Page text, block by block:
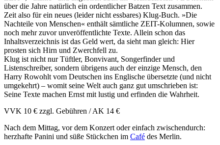
über die Jahre natürlich ein ordentlicher Batzen Text zusammen.
Zeit also für ein neues (leider nicht essbares) Klug-Buch. »Die
Nachteile von Menschen« enthält sämtliche ZEIT-Kolumnen, sowie
noch mehr zuvor unveröffentlichte Texte. Allein schon das
Inhaltsverzeichnis ist das Geld wert, da sieht man gleich: Hier
prosten sich Hirn und Zwerchfell zu.
Klug ist nicht nur Tüftler, Bonvivant, Songerfinder und
Listenschreiber, sondern übrigens auch der einzige Mensch, den
Harry Rowohlt vom Deutschen ins Englische übersetzte (und nicht
umgekehrt) – womit seine Welt auch ganz gut umschrieben ist:
Seine Texte machen Ernst mit lustig und erfinden die Wahrheit.
VVK 10 € zzgl. Gebühren / AK 14 €
Nach dem Mittag, vor dem Konzert oder einfach zwischendurch:
herzhafte Panini und süße Stückchen im Café des Merlin.